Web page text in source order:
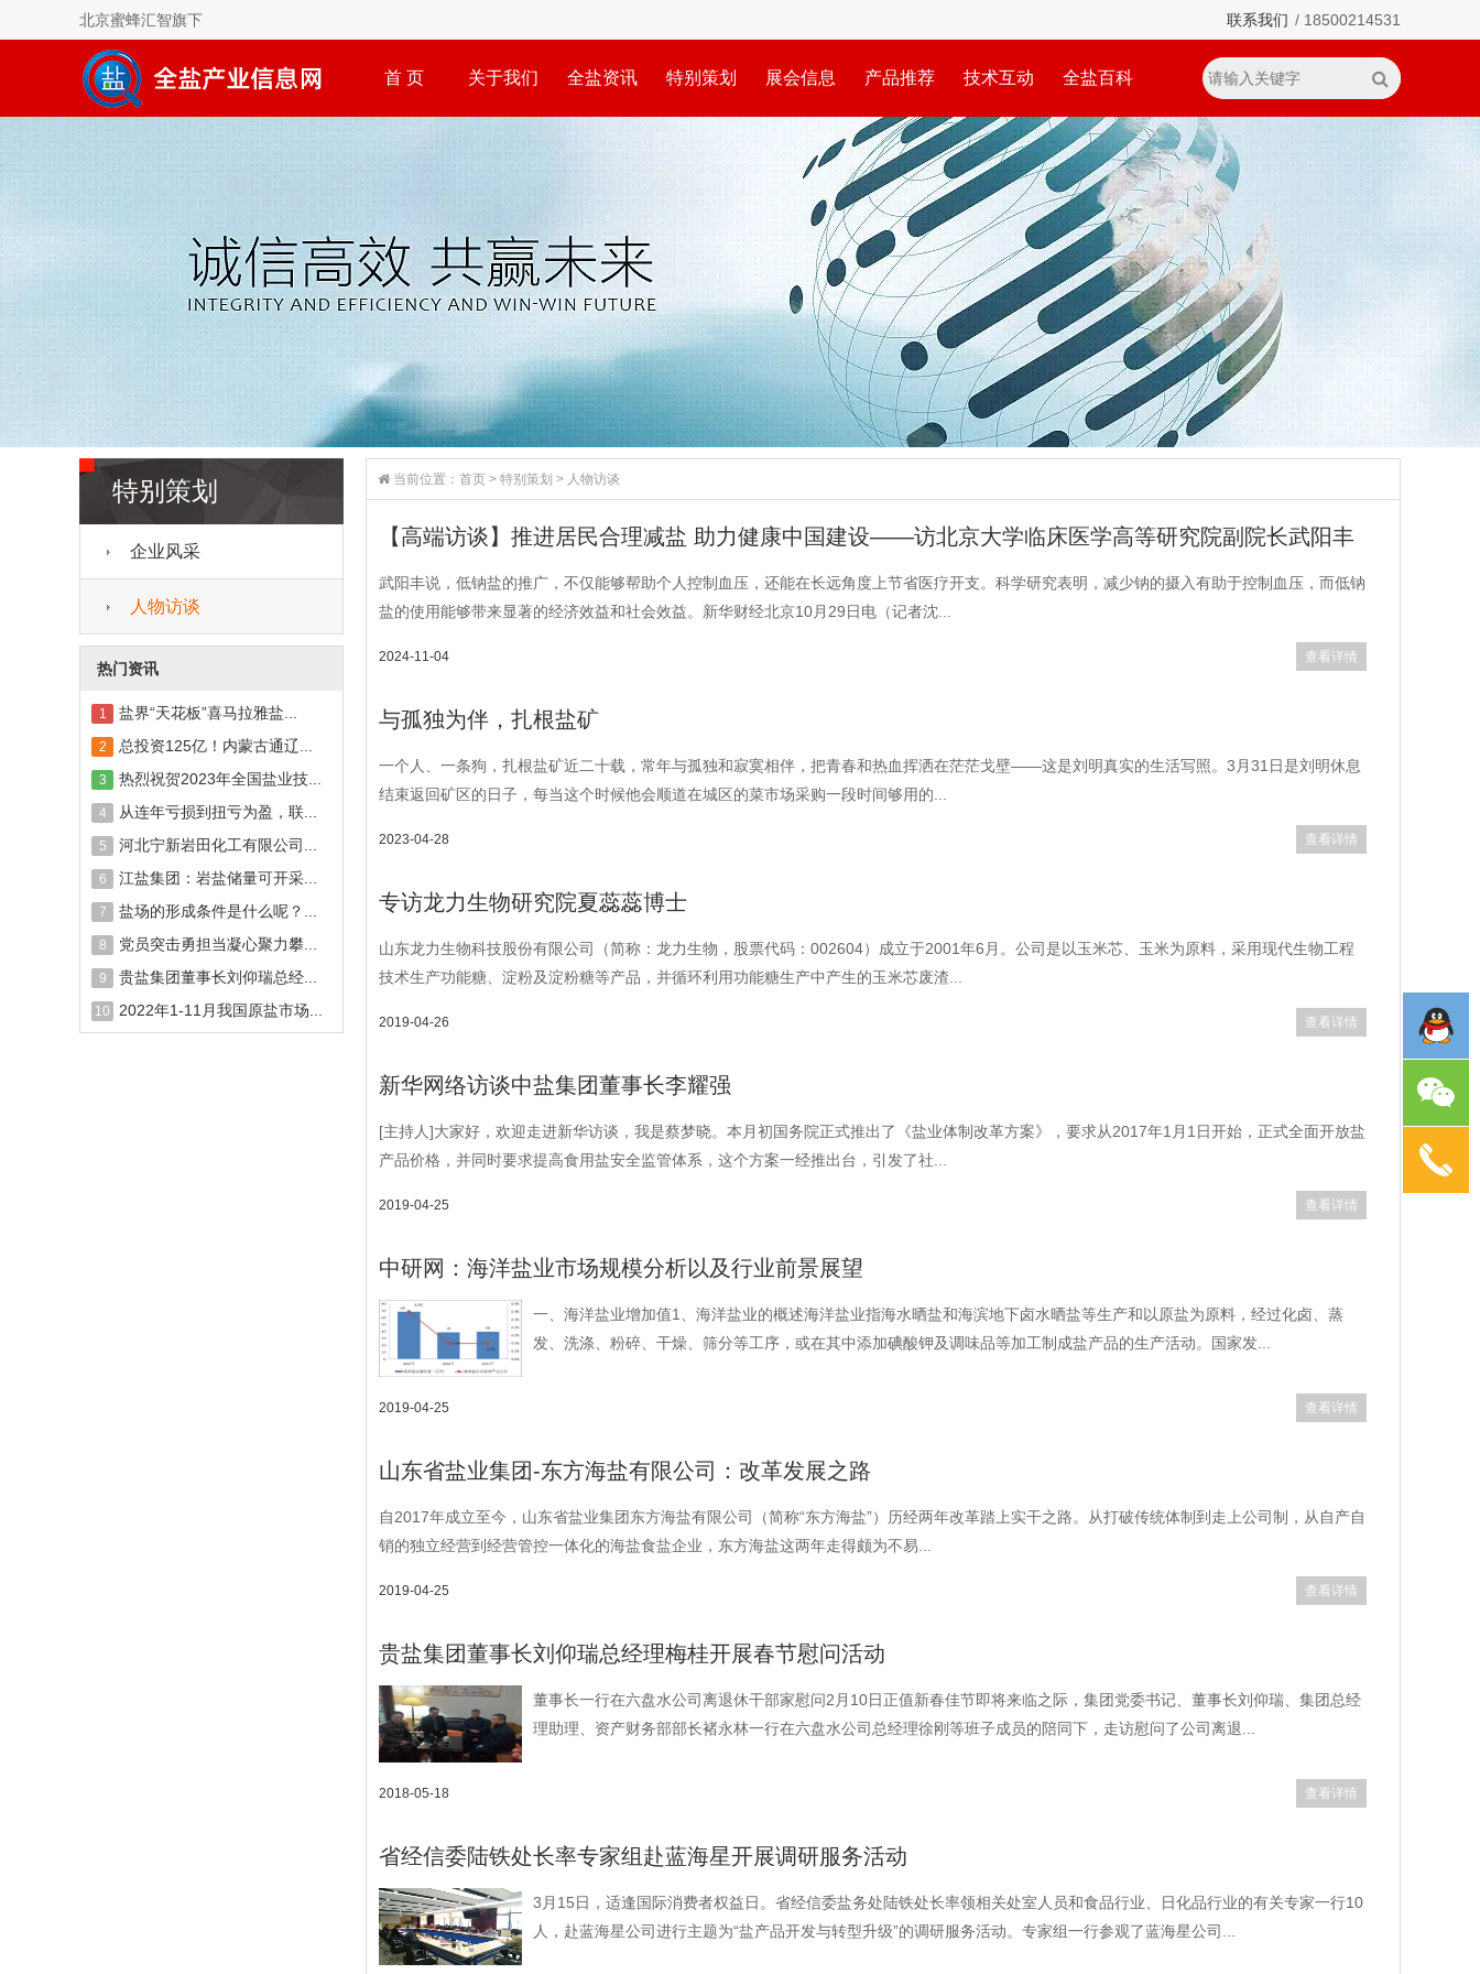
北京蜜蜂汇智旗下 联系我们 / 18500214531
首 页 关于我们 全盐资讯 特别策划 展会信息 产品推荐 技术互动 全盐百科
特别策划
企业风采
人物访谈
热门资讯
1 盐界“天花板”喜马拉雅盐...
2 总投资125亿！内蒙古通辽...
3 热烈祝贺2023年全国盐业技...
4 从连年亏损到扭亏为盈，联...
5 河北宁新岩田化工有限公司...
6 江盐集团：岩盐储量可开采...
7 盐场的形成条件是什么呢？...
8 党员突击勇担当凝心聚力攀...
9 贵盐集团董事长刘仰瑞总经...
10 2022年1-11月我国原盐市场...
当前位置： 首页 > 特别策划 > 人物访谈
【高端访谈】推进居民合理减盐 助力健康中国建设——访北京大学临床医学高等研究院副院长武阳丰
武阳丰说，低钠盐的推广，不仅能够帮助个人控制血压，还能在长远角度上节省医疗开支。科学研究表明，减少钠的摄入有助于控制血压，而低钠
盐的使用能够带来显著的经济效益和社会效益。新华财经北京10月29日电（记者沈...
查看详情
2024-11-04
与孤独为伴，扎根盐矿
一个人、一条狗，扎根盐矿近二十载，常年与孤独和寂寞相伴，把青春和热血挥洒在茫茫戈壁——这是刘明真实的生活写照。3月31日是刘明休息
结束返回矿区的日子，每当这个时候他会顺道在城区的菜市场采购一段时间够用的...
查看详情
2023-04-28
专访龙力生物研究院夏蕊蕊博士
山东龙力生物科技股份有限公司（简称：龙力生物，股票代码：002604）成立于2001年6月。公司是以玉米芯、玉米为原料，采用现代生物工程
技术生产功能糖、淀粉及淀粉糖等产品，并循环利用功能糖生产中产生的玉米芯废渣...
查看详情
2019-04-26
新华网络访谈中盐集团董事长李耀强
[主持人]大家好，欢迎走进新华访谈，我是蔡梦晓。本月初国务院正式推出了《盐业体制改革方案》，要求从2017年1月1日开始，正式全面开放盐
产品价格，并同时要求提高食用盐安全监管体系，这个方案一经推出台，引发了社...
查看详情
2019-04-25
中研网：海洋盐业市场规模分析以及行业前景展望
一、海洋盐业增加值1、海洋盐业的概述海洋盐业指海水晒盐和海滨地下卤水晒盐等生产和以原盐为原料，经过化卤、蒸
发、洗涤、粉碎、干燥、筛分等工序，或在其中添加碘酸钾及调味品等加工制成盐产品的生产活动。国家发...
查看详情
2019-04-25
山东省盐业集团-东方海盐有限公司：改革发展之路
自2017年成立至今，山东省盐业集团东方海盐有限公司（简称“东方海盐”）历经两年改革踏上实干之路。从打破传统体制到走上公司制，从自产自
销的独立经营到经营管控一体化的海盐食盐企业，东方海盐这两年走得颇为不易...
查看详情
2019-04-25
贵盐集团董事长刘仰瑞总经理梅桂开展春节慰问活动
董事长一行在六盘水公司离退休干部家慰问2月10日正值新春佳节即将来临之际，集团党委书记、董事长刘仰瑞、集团总经
理助理、资产财务部部长褚永林一行在六盘水公司总经理徐刚等班子成员的陪同下，走访慰问了公司离退...
查看详情
2018-05-18
省经信委陆铁处长率专家组赴蓝海星开展调研服务活动
3月15日，适逢国际消费者权益日。省经信委盐务处陆铁处长率领相关处室人员和食品行业、日化品行业的有关专家一行10
人，赴蓝海星公司进行主题为“盐产品开发与转型升级”的调研服务活动。专家组一行参观了蓝海星公司...